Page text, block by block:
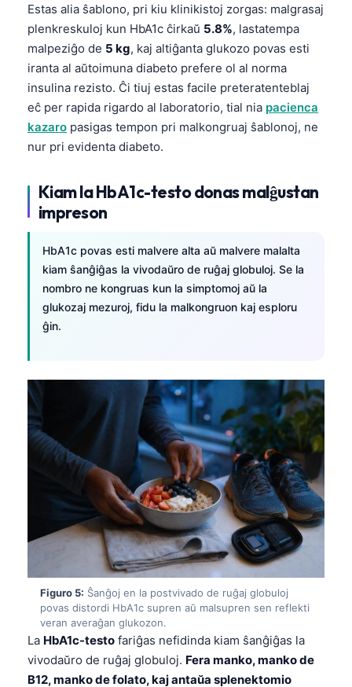
Estas alia ŝablono, pri kiu klinikistoj zorgas: malgrasaj
plenkreskuloj kun HbA1c ĉirkaŭ 5.8%, lastatempa
malpeziĝo de 5 kg, kaj altiĝanta glukozo povas esti
iranta al aŭtoimuna diabeto prefere ol al norma
insulina rezisto. Ĉi tiuj estas facile preteratenteblaj
eĉ per rapida rigardo al laboratorio, tial nia pacienca
kazaro pasigas tempon pri malkongruaj ŝablonoj, ne
nur pri evidenta diabeto.
Kiam la HbA1c-testo donas malĝustan
impreson
HbA1c povas esti malvere alta aŭ malvere malalta
kiam ŝanĝiĝas la vivodaŭro de ruĝaj globuloj. Se la
nombro ne kongruas kun la simptomoj aŭ la
glukozaj mezuroj, fidu la malkongruon kaj esploru
ĝin.
Figuro 5: Ŝanĝoj en la postvivado de ruĝaj globuloj
povas distordi HbA1c supren aŭ malsupren sen reflekti
veran averaĝan glukozon.
La HbA1c-testo fariĝas nefidinda kiam ŝanĝiĝas la
vivodaŭro de ruĝaj globuloj. Fera manko, manko de
B12, manko de folato, kaj antaŭa splenektomio